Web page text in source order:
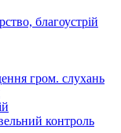
благоустрій
гром. слухань
контроль